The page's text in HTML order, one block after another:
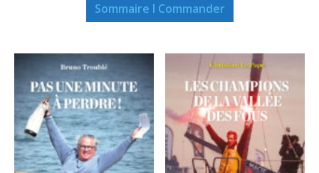
Sommaire I Commander